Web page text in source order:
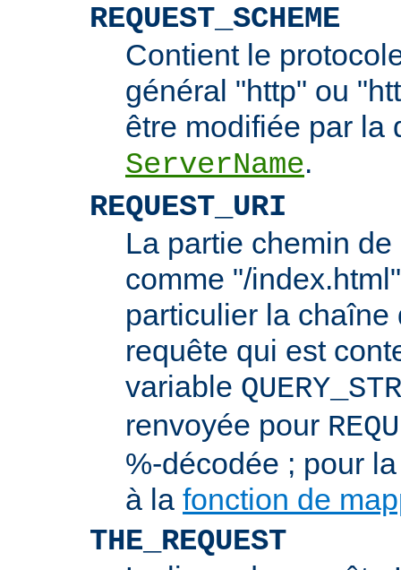
REQUEST_SCHEME
Contient le
général "http" ou
être modifiée par la
ServerName.
REQUEST_URI
La partie chemin
comme "/
particulier la chaîne
requête qui est
variable
renvoyée pour
%-décodée ; pour
à la fonction de
THE_REQUEST